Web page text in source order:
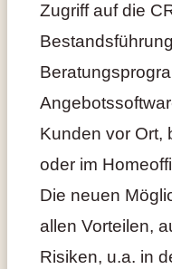
Zugriff auf die
Kunden vor Ort,
oder im
Die neuen
allen Vorteilen,
Risiken, u.a. in